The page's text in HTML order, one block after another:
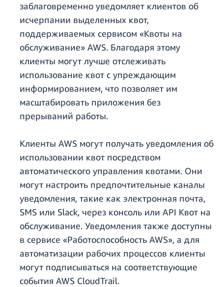
заблаговременно уведомляет клиентов об
исчерпании выделенных квот,
поддерживаемых сервисом «Квоты на
обслуживание» AWS. Благодаря этому
клиенты могут лучше отслеживать
использование квот с упреждающим
информированием, что позволяет им
масштабировать приложения без
прерываний работы.
Клиенты AWS могут получать уведомления об
использовании квот посредством
автоматического управления квотами. Они
могут настроить предпочтительные каналы
уведомления, такие как электронная почта,
SMS или Slack, через консоль или API Квот на
обслуживание. Уведомления также доступны
в сервисе «Работоспособность AWS», а для
автоматизации рабочих процессов клиенты
могут подписываться на соответствующие
события AWS CloudTrail.